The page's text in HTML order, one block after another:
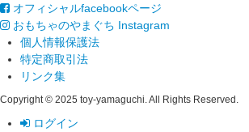
オフィシャルfacebookページ
おもちゃのやまぐち Instagram
個人情報保護法
特定商取引法
リンク集
Copyright © 2025 toy-yamaguchi. All Rights Reserved.
ログイン